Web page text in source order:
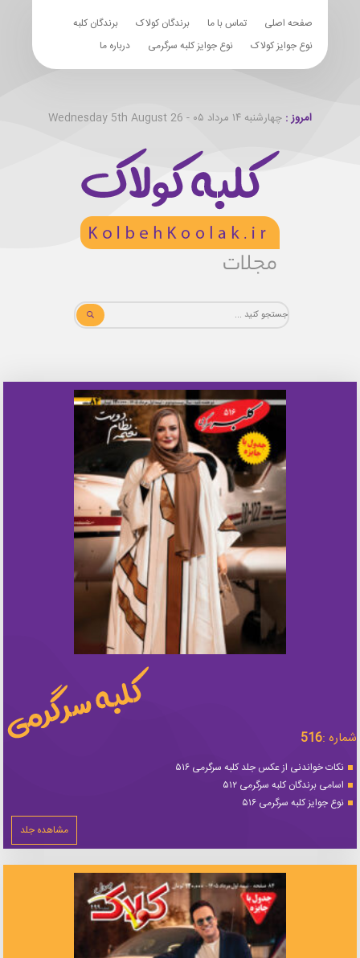
صفحه اصلی تماس با ما برندگان کولاک
برندگان کلبه
نوع جوایز کولاک
نوع جوایز کلبه سرگرمی درباره ما
امروز : چهارشنبه ۱۴ مرداد ۰۵ - Wednesday 5th August 26
شماره :516
نکات خواندنی از عکس جلد کلبه سرگرمی ۵۱۶
اسامی برندگان کلبه سرگرمی ۵۱۲
نوع جوایز کلبه سرگرمی ۵۱۶
مشاهده جلد